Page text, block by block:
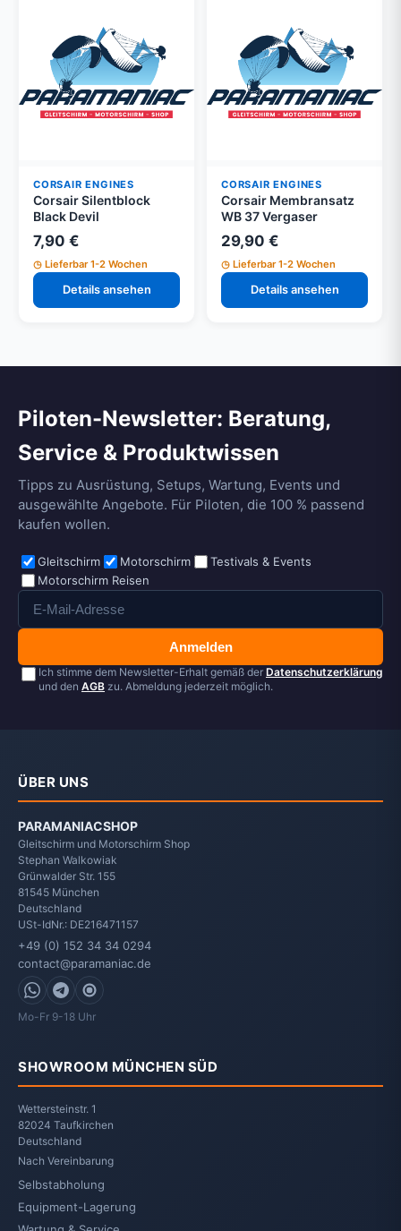
CORSAIR ENGINES
Corsair Silentblock
Black Devil
7,90 €
Lieferbar 1-2 Wochen
Details ansehen
CORSAIR ENGINES
Corsair Membransatz
WB 37 Vergaser
29,90 €
Lieferbar 1-2 Wochen
Details ansehen
Piloten-Newsletter: Beratung,
Service & Produktwissen
Tipps zu Ausrüstung, Setups, Wartung, Events und
ausgewählte Angebote. Für Piloten, die 100 % passend
kaufen wollen.
Gleitschirm Motorschirm
Testivals & Events
Motorschirm Reisen
Anmelden
Ich stimme dem Newsletter-Erhalt gemäß der Datenschutzerklärung
und den AGB zu. Abmeldung jederzeit möglich.
ÜBER UNS
PARAMANIACSHOP
Gleitschirm und Motorschirm Shop
Stephan Walkowiak
Grünwalder Str. 155
81545 München
Deutschland
USt-IdNr.: DE216471157
+49 (0) 152 34 34 0294
contact@paramaniac.de
WhatsApp
Telegram
Signal
Mo-Fr 9-18 Uhr
SHOWROOM MÜNCHEN SÜD
Wettersteinstr. 1
82024 Taufkirchen
Deutschland
Nach Vereinbarung
Selbstabholung
Equipment-Lagerung